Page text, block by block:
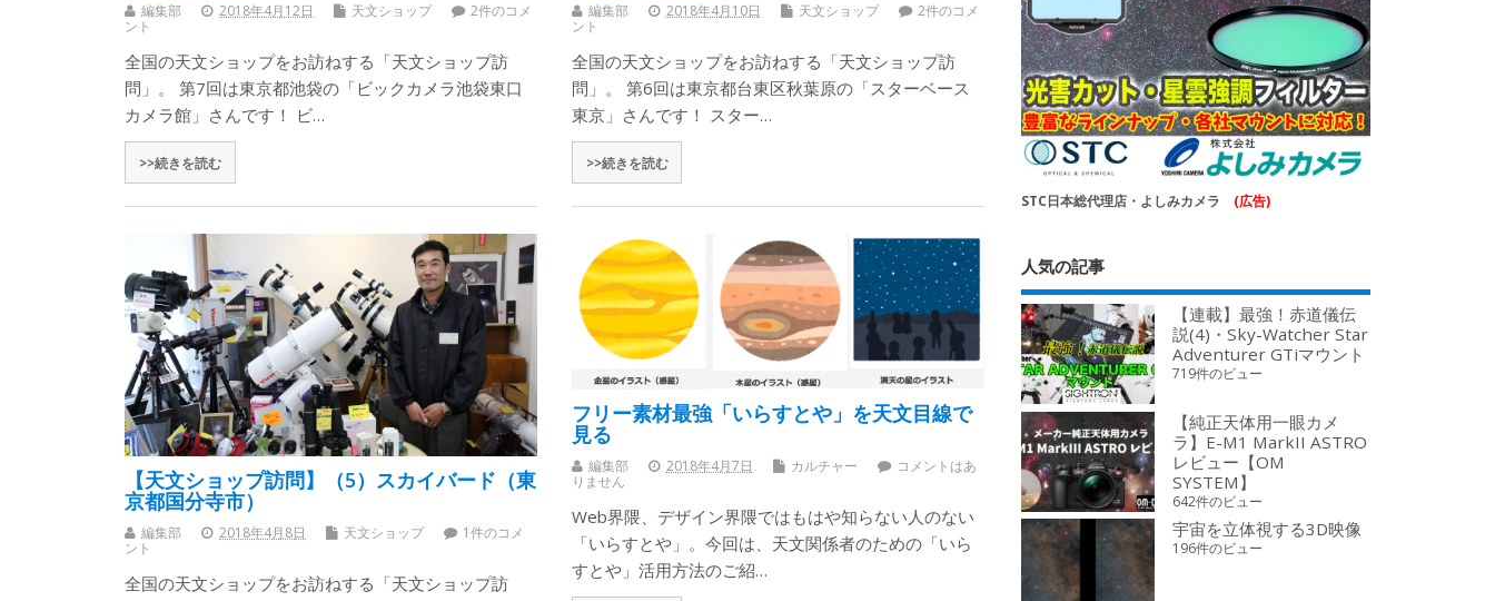
編集部 2018年4月12日 天文ショップ
2件のコメ
ント
全国の天文ショップをお訪ねする「天文ショップ訪
問」。 第7回は東京都池袋の「ビックカメラ池袋東口
カメラ館」さんです！ ビ…
>>続きを読む
編集部 2018年4月10日 天文ショップ
2件のコメ
ント
全国の天文ショップをお訪ねする「天文ショップ訪
問」。 第6回は東京都台東区秋葉原の「スターベース
東京」さんです！ スター…
>>続きを読む
【天文ショップ訪問】（5）スカイバード（東
京都国分寺市）
編集部 2018年4月8日 天文ショップ
1件のコメ
ント
全国の天文ショップをお訪ねする「天文ショップ訪
フリー素材最強「いらすとや」を天文目線で
見る
編集部 2018年4月7日 カルチャー
コメントはあ
りません
Web界隈、デザイン界隈ではもはや知らない人のない
「いらすとや」。今回は、天文関係者のための「いら
すとや」活用方法のご紹…
STC日本総代理店・よしみカメラ (広告)
人気の記事
【連載】最強！赤道儀伝
説(4)・Sky-Watcher Star
Adventurer GTiマウント
719件のビュー
【純正天体用一眼カメ
ラ】E-M1 MarkII ASTRO
レビュー【OM
SYSTEM】
642件のビュー
宇宙を立体視する3D映像
196件のビュー